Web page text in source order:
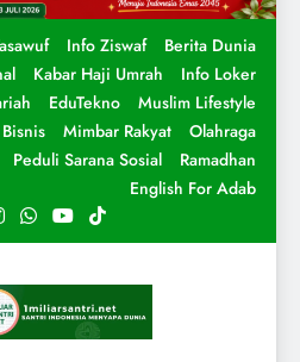
Info Ziswaf
Berita Dunia
Kabar Haji Umrah
Info Loker
EduTekno
Muslim Lifestyle
Mimbar Rakyat
Olahraga
Peduli Sarana Sosial
Ramadhan
English For Adab